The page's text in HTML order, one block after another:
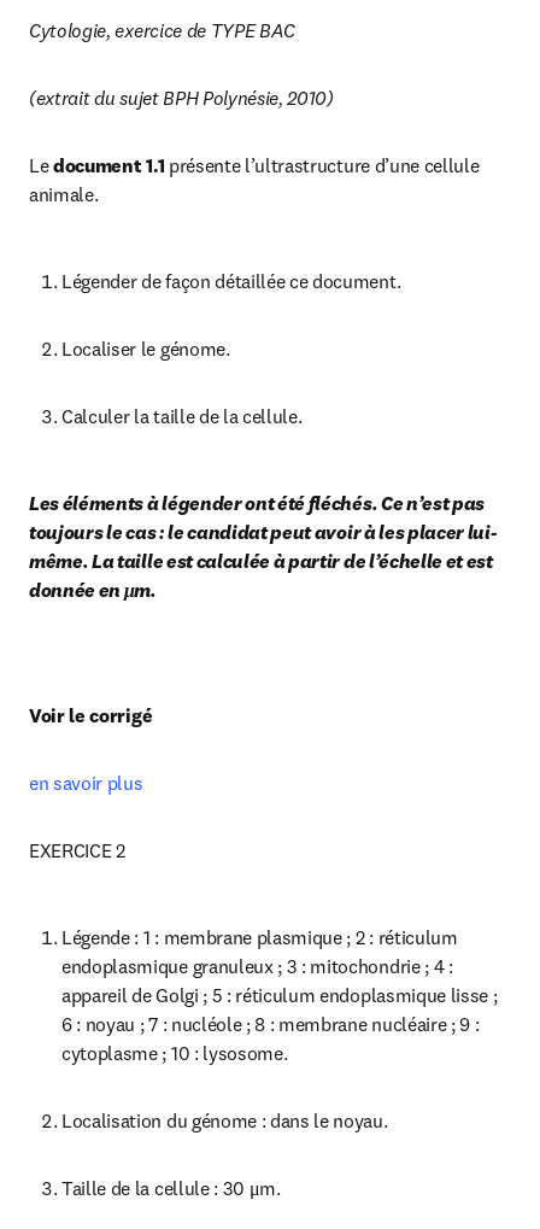
Cytologie, exercice de TYPE BAC
(extrait du sujet BPH Polynésie, 2010)
Le document 1.1 présente l’ultrastructure d’une cellule
animale.
Légender de façon détaillée ce document.
Localiser le génome.
Calculer la taille de la cellule.
Les éléments à légender ont été fléchés. Ce n’est pas
toujours le cas : le candidat peut avoir à les placer lui-
même. La taille est calculée à partir de l’échelle et est
donnée en μm.
Voir le corrigé
en savoir plus
EXERCICE 2
Légende : 1 : membrane plasmique ; 2 : réticulum
endoplasmique granuleux ; 3 : mitochondrie ; 4 :
appareil de Golgi ; 5 : réticulum endoplasmique lisse ;
6 : noyau ; 7 : nucléole ; 8 : membrane nucléaire ; 9 :
cytoplasme ; 10 : lysosome.
Localisation du génome : dans le noyau.
Taille de la cellule : 30 μm.